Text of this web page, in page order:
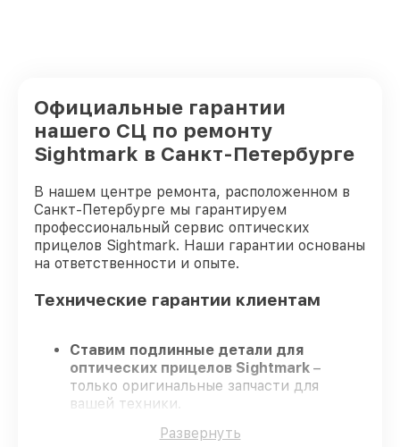
Официальные гарантии
нашего СЦ по ремонту
Sightmark в Санкт-Петербурге
В нашем центре ремонта, расположенном в
Санкт-Петербурге мы гарантируем
профессиональный сервис оптических
прицелов Sightmark. Наши гарантии основаны
на ответственности и опыте.
Технические гарантии клиентам
Ставим подлинные детали для
оптических прицелов Sightmark –
только оригинальные запчасти для
вашей техники.
проходят регулярное обучение, что
Развернуть